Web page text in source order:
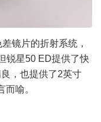
镜片的折射系统，
锐星50 ED提供了快
，也提供了2英寸
喻。